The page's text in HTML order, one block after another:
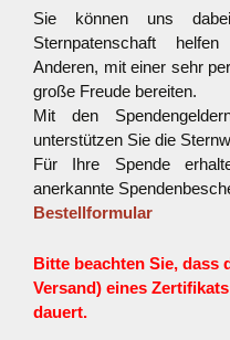
Sie können uns
Sternpatenschaft
Anderen, mit einer sehr
große Freude bereiten.
Mit den
unterstützen Sie die
Für Ihre Spende
anerkannte
Bestellformular
Bitte beachten Sie, dass
Versand) eines
dauert.